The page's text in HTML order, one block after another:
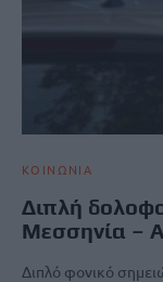
ΚΟΙΝΩΝΙΑ
Διπλή
Μεσσηνία –
Διπλό φονικό